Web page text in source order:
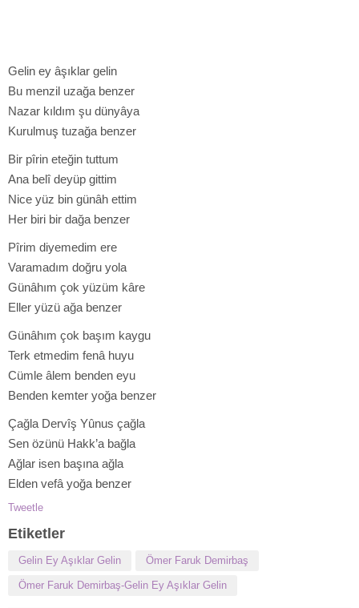
Gelin ey âşıklar gelin
Bu menzil uzağa benzer
Nazar kıldım şu dünyâya
Kurulmuş tuzağa benzer
Bir pîrin eteğin tuttum
Ana belî deyüp gittim
Nice yüz bin günâh ettim
Her biri bir dağa benzer
Pîrim diyemedim ere
Varamadım doğru yola
Günâhım çok yüzüm kâre
Eller yüzü ağa benzer
Günâhım çok başım kaygu
Terk etmedim fenâ huyu
Cümle âlem benden eyu
Benden kemter yoğa benzer
Çağla Dervîş Yûnus çağla
Sen özünü Hakk’a bağla
Ağlar isen başına ağla
Elden vefâ yoğa benzer
Tweetle
Etiketler
Gelin Ey Aşıklar Gelin Ömer Faruk Demirbaş
Ömer Faruk Demirbaş-Gelin Ey Aşıklar Gelin